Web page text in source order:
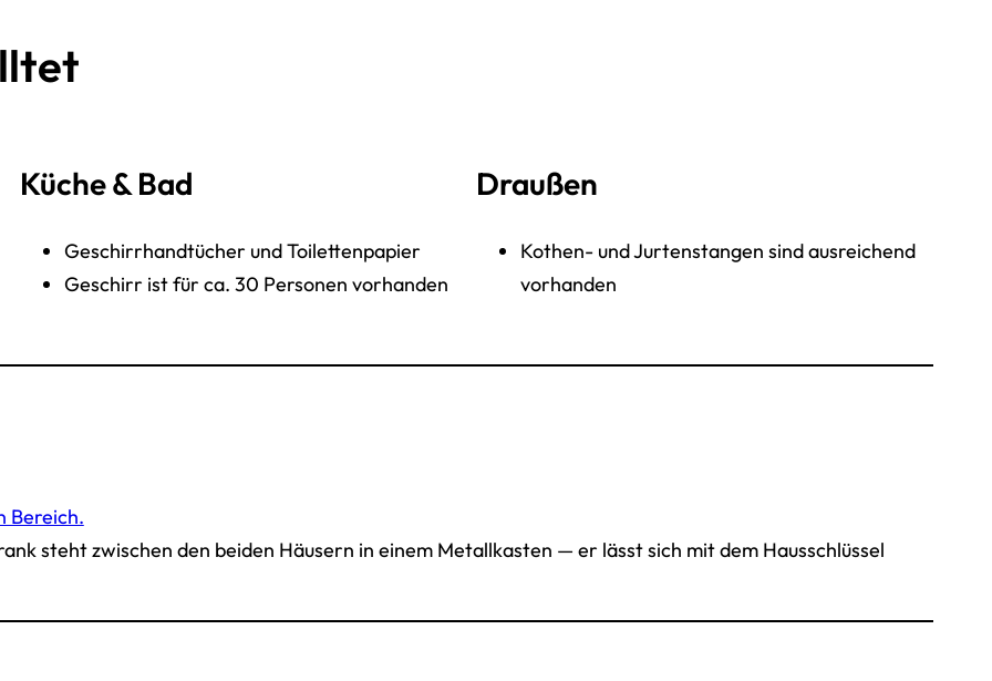
Küche & Bad
Geschirrhandtücher und Toilettenpapier
Geschirr ist für ca. 30 Personen vorhanden
Draußen
Kothen- und Jurtenstangen sind ausreichend
vorhanden
Bereich.
steht zwischen den beiden Häusern in einem Metallkasten — er lässt sich mit dem Hausschlüssel